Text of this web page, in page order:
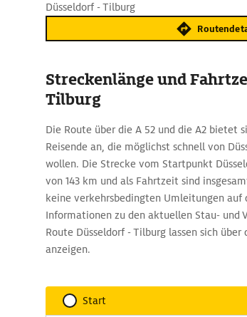
Düsseldorf - Tilburg
Streckenlänge und
Tilburg
Die Route über die A 52 und die A2 bietet
Reisende an, die möglichst schnell von
wollen. Die Strecke vom Startpunkt
von 143 km und als Fahrtzeit sind
keine verkehrsbedingten Umleitungen auf
Informationen zu den aktuellen Stau- und
Route Düsseldorf - Tilburg lassen sich
anzeigen.
Start